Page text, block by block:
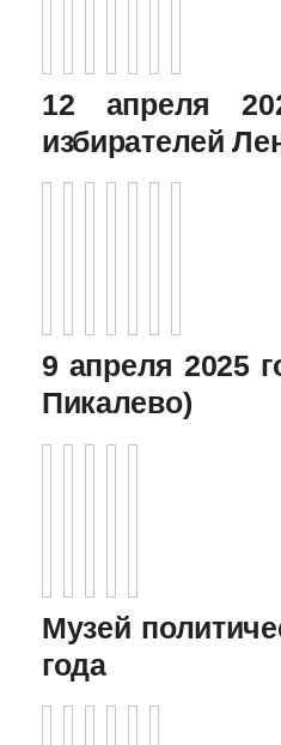
12 апреля
избирателей
9 апреля 2025
Пикалево)
Музей
года